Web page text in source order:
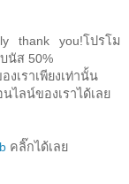
thank you!โปรโม
นัส 50%
งเราเพียงเท่านั้น
ไลน์ของเราได้เลย
คลิ๊กได้เลย